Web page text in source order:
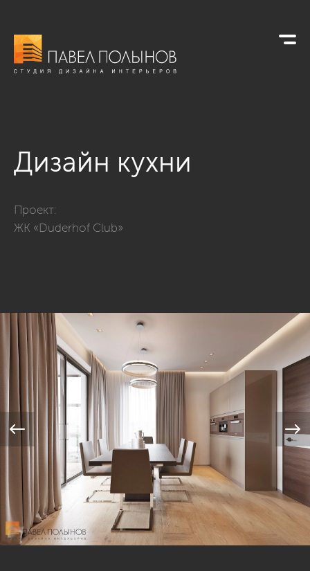
Дизайн кухни
Проект:
ЖК «Duderhof Club»